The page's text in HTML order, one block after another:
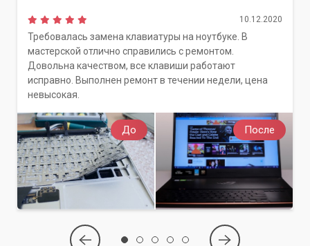
До После
10.12.2020
Требовалась замена клавиатуры на ноутбуке. В
мастерской отлично справились с ремонтом.
Довольна качеством, все клавиши работают
исправно. Выполнен ремонт в течении недели, цена
невысокая.